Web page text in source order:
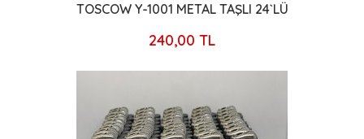
TOSCOW Y-1001 METAL TAŞLI 24`LÜ
240,00 TL